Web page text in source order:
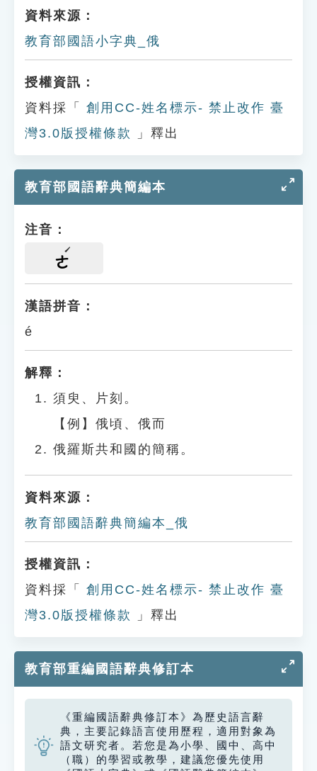
資料來源：
教育部國語小字典_俄
授權資訊：
資料採「
創用CC-姓名標示- 禁止改作 臺
灣3.0版授權條款
」釋出
教育部國語辭典簡編本
注音：
ㄜ
漢語拼音：
é
解釋：
須臾、片刻。
【例】俄頃、俄而
俄羅斯共和國的簡稱。
資料來源：
教育部國語辭典簡編本_俄
授權資訊：
資料採「
創用CC-姓名標示- 禁止改作 臺
灣3.0版授權條款
」釋出
教育部重編國語辭典修訂本
《重編國語辭典修訂本》為歷史語言辭
典，主要記錄語言使用歷程，適用對象為
語文研究者。若您是為小學、國中、高中
（職）的學習或教學，建議您優先使用